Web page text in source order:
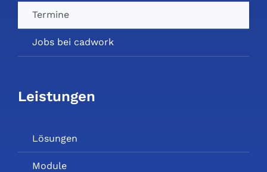
Termine
Jobs bei cadwork
Leistungen
Lösungen
Module